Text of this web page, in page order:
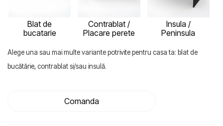
Blat de
bucatarie
Contrablat /
Placare perete
Insula /
Peninsula
Alege una sau mai multe variante potrivite pentru casa ta: blat de
bucătărie, contrablat si/sau insulă.
Comanda